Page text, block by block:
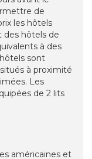
de
les hôtels
des hôtels de
à des
sont
à proximité
Les
de 2 lits
américaines et